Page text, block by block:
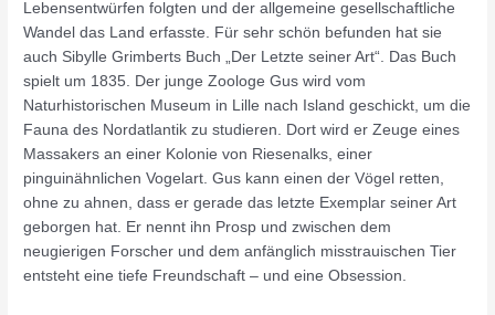
Lebensentwürfen folgten und der allgemeine gesellschaftliche
Wandel das Land erfasste. Für sehr schön befunden hat sie
auch Sibylle Grimberts Buch „Der Letzte seiner Art“. Das Buch
spielt um 1835. Der junge Zoologe Gus wird vom
Naturhistorischen Museum in Lille nach Island geschickt, um die
Fauna des Nordatlantik zu studieren. Dort wird er Zeuge eines
Massakers an einer Kolonie von Riesenalks, einer
pinguinähnlichen Vogelart. Gus kann einen der Vögel retten,
ohne zu ahnen, dass er gerade das letzte Exemplar seiner Art
geborgen hat. Er nennt ihn Prosp und zwischen dem
neugierigen Forscher und dem anfänglich misstrauischen Tier
entsteht eine tiefe Freundschaft – und eine Obsession.